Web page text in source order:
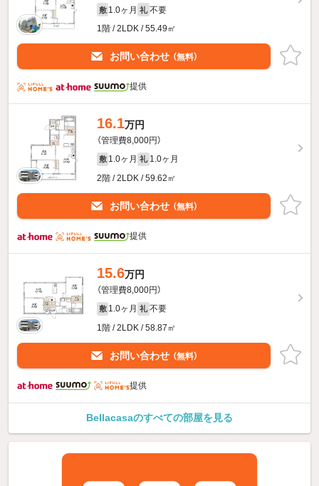
敷 1.0ヶ月 礼 不要
1階 / 2LDK / 55.49㎡
お問い合わせ （無料）
提供
16.1万円
（管理費8,000円）
敷 1.0ヶ月 礼 1.0ヶ月
2階 / 2LDK / 59.62㎡
お問い合わせ （無料）
提供
15.6万円
（管理費8,000円）
敷 1.0ヶ月 礼 不要
1階 / 2LDK / 58.87㎡
お問い合わせ （無料）
提供
Bellacasaのすべての部屋を見る